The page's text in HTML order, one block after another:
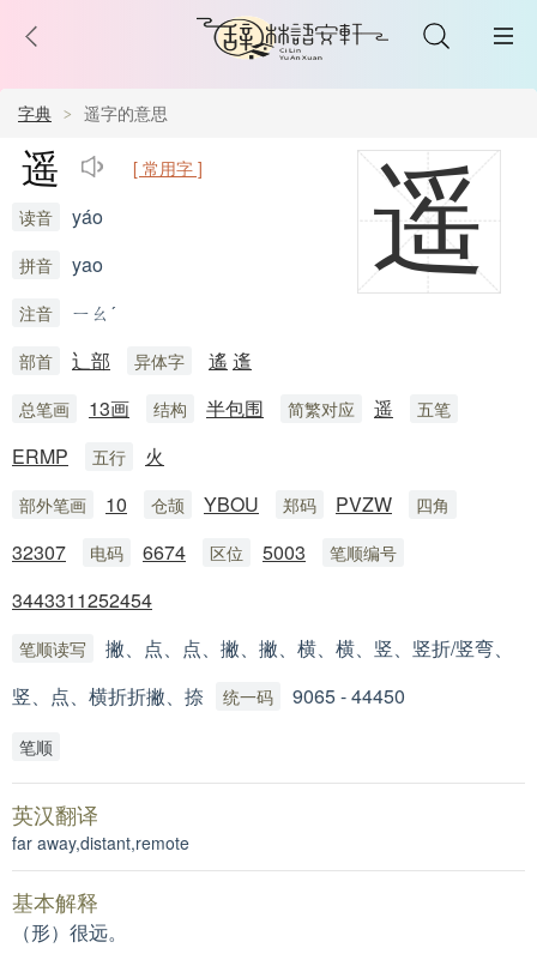
字典 遥字的意思
遥
遥 [ 常用字 ]
读音 yáo
拼音 yao
注音 ㄧㄠˊ
部首 辶部 异体字 遙 䢣
总笔画 13画 结构 半包围 简繁对应 遥 五笔
ERMP 五行 火
部外笔画 10 仓颉 YBOU 郑码 PVZW 四角
32307 电码 6674 区位 5003 笔顺编号
3443311252454
笔顺读写
撇、点、点、撇、撇、横、横、竖、竖折/竖弯、
竖、点、横折折撇、捺
统一码 9065 - 44450
笔顺
英汉翻译
far away,distant,remote
基本解释
（形）很远。